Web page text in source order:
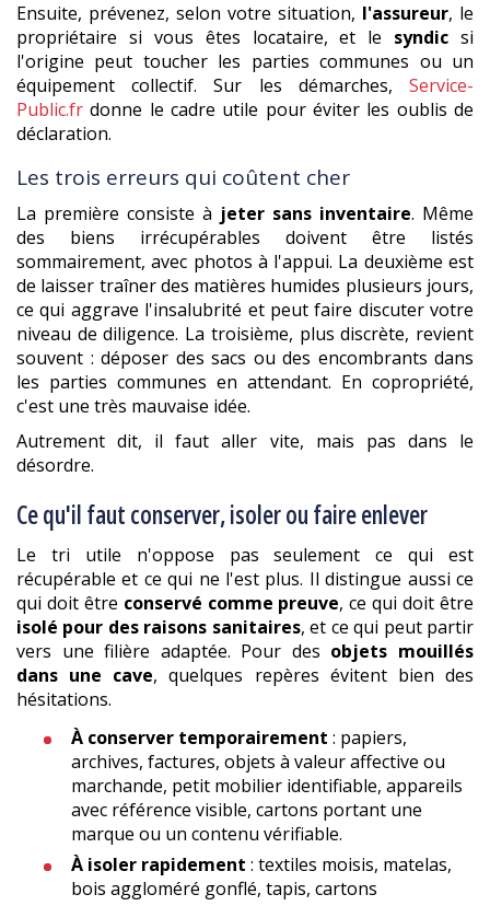
Ensuite, prévenez, selon votre situation, l'assureur, le
propriétaire si vous êtes locataire, et le syndic si
l'origine peut toucher les parties communes ou un
équipement collectif. Sur les démarches, Service-
Public.fr donne le cadre utile pour éviter les oublis de
déclaration.
Les trois erreurs qui coûtent cher
La première consiste à jeter sans inventaire. Même
des biens irrécupérables doivent être listés
sommairement, avec photos à l'appui. La deuxième est
de laisser traîner des matières humides plusieurs jours,
ce qui aggrave l'insalubrité et peut faire discuter votre
niveau de diligence. La troisième, plus discrète, revient
souvent : déposer des sacs ou des encombrants dans
les parties communes en attendant. En copropriété,
c'est une très mauvaise idée.
Autrement dit, il faut aller vite, mais pas dans le
désordre.
Ce qu'il faut conserver, isoler ou faire enlever
Le tri utile n'oppose pas seulement ce qui est
récupérable et ce qui ne l'est plus. Il distingue aussi ce
qui doit être conservé comme preuve, ce qui doit être
isolé pour des raisons sanitaires, et ce qui peut partir
vers une filière adaptée. Pour des objets mouillés
dans une cave, quelques repères évitent bien des
hésitations.
À conserver temporairement : papiers,
archives, factures, objets à valeur affective ou
marchande, petit mobilier identifiable, appareils
avec référence visible, cartons portant une
marque ou un contenu vérifiable.
À isoler rapidement : textiles moisis, matelas,
bois aggloméré gonflé, tapis, cartons